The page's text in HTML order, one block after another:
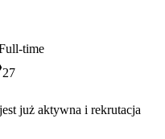
time
27
już aktywna i rekrutacja